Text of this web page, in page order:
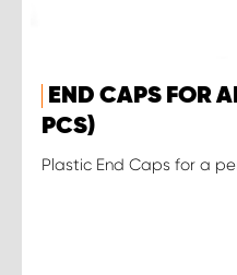
END CAPS FOR
PCS)
Plastic End Caps for a